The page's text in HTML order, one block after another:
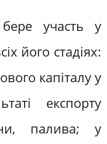
участь у
його стадіях:
капіталу у
експорту
палива; у